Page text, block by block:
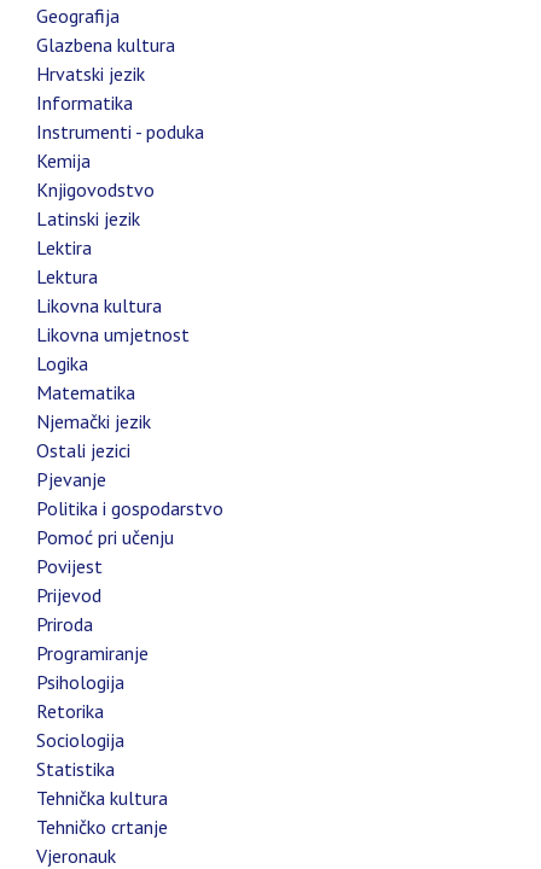
Geografija
Glazbena kultura
Hrvatski jezik
Informatika
Instrumenti - poduka
Kemija
Knjigovodstvo
Latinski jezik
Lektira
Lektura
Likovna kultura
Likovna umjetnost
Logika
Matematika
Njemački jezik
Ostali jezici
Pjevanje
Politika i gospodarstvo
Pomoć pri učenju
Povijest
Prijevod
Priroda
Programiranje
Psihologija
Retorika
Sociologija
Statistika
Tehnička kultura
Tehničko crtanje
Vjeronauk